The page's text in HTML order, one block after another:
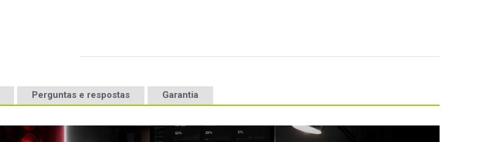
Perguntas e respostas Garantia